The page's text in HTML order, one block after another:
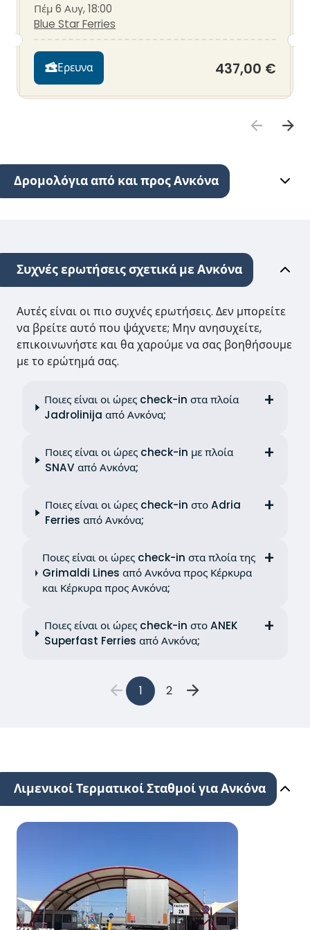
Πέμ 6 Αυγ, 18:00
Blue Star Ferries
Ερευνα 437,00 €
Δρομολόγια από και προς Ανκόνα
Συχνές ερωτήσεις σχετικά με Ανκόνα
Αυτές είναι οι πιο συχνές ερωτήσεις. Δεν μπορείτε
να βρείτε αυτό που ψάχνετε; Μην ανησυχείτε,
επικοινωνήστε και θα χαρούμε να σας βοηθήσουμε
με το ερώτημά σας.
Ποιες είναι οι ώρες check-in στα πλοία
Jadrolinija από Ανκόνα;
Ποιες είναι οι ώρες check-in με πλοία
SNAV από Ανκόνα;
Ποιες είναι οι ώρες check-in στο Adria
Ferries από Ανκόνα;
Ποιες είναι οι ώρες check-in στα πλοία της
Grimaldi Lines από Ανκόνα προς Κέρκυρα
και Κέρκυρα προς Ανκόνα;
Ποιες είναι οι ώρες check-in στο ANEK
Superfast Ferries από Ανκόνα;
1 2
Λιμενικοί Τερματικοί Σταθμοί για Ανκόνα